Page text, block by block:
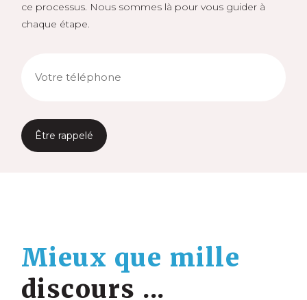
ce processus. Nous sommes là pour vous guider à
chaque étape.
(Nécessaire)
Mieux que mille
discours ...